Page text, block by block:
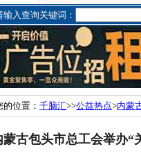
入查询关键词：
位置： 千脑汇>>公益热点>内蒙
蒙古包头市总工会举办“